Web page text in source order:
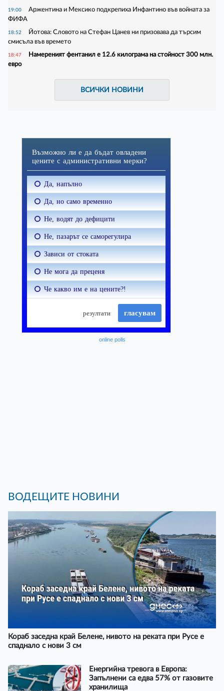
19:00
Аржентина и Мексико подкрепиха Инфантино във войната за
ФИФА
18:52
Йотова: Словото на Стефан Цанев ни призовава да търсим
смисъла във времето
18:47
Намереният фентанил е 12.6 килограма на стойност 300 млн.
евро
ВСИЧКИ НОВИНИ
online polls
ВОДЕЩИТЕ НОВИНИ
Кораб заседна край Белене, нивото на реката при Русе е
спаднало с нови 3 см
Енергийна тревога в Европа:
Запълнени са едва 57% от газовите
хранилища